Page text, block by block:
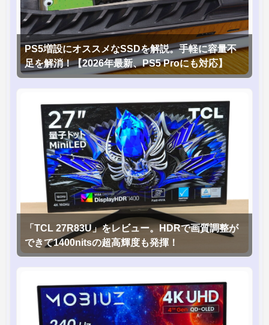
PS5増設にオススメなSSDを解説。手軽に容量不
足を解消！【2026年最新、PS5 Proにも対応】
「TCL 27R83U」をレビュー。HDRで画質調整が
できて1400nitsの超高輝度も発揮！